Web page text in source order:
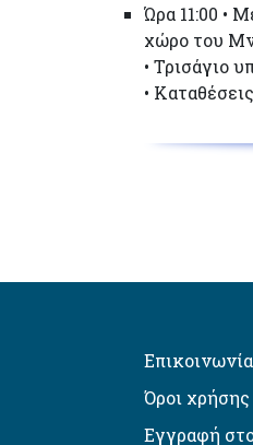
Ώρα 11:00 •
χώρο του
• Τρισάγιο
•
Επικοινωνία
Όροι
Εγγραφή